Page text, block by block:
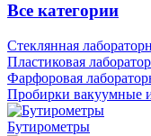
Все категории
Стеклянная
Пластиковая
Фарфоровая
Пробирки вакуумные
Бутирометры